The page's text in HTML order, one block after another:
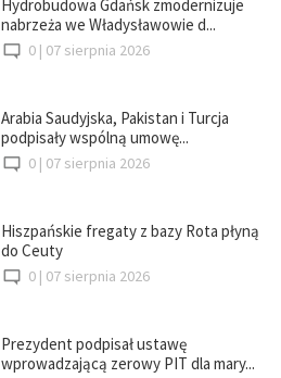
Hydrobudowa Gdańsk zmodernizuje
nabrzeża we Władysławowie d...
0 | 07 sierpnia 2026
Arabia Saudyjska, Pakistan i Turcja
podpisały wspólną umowę...
0 | 07 sierpnia 2026
Hiszpańskie fregaty z bazy Rota płyną
do Ceuty
0 | 07 sierpnia 2026
Prezydent podpisał ustawę
wprowadzającą zerowy PIT dla mary...